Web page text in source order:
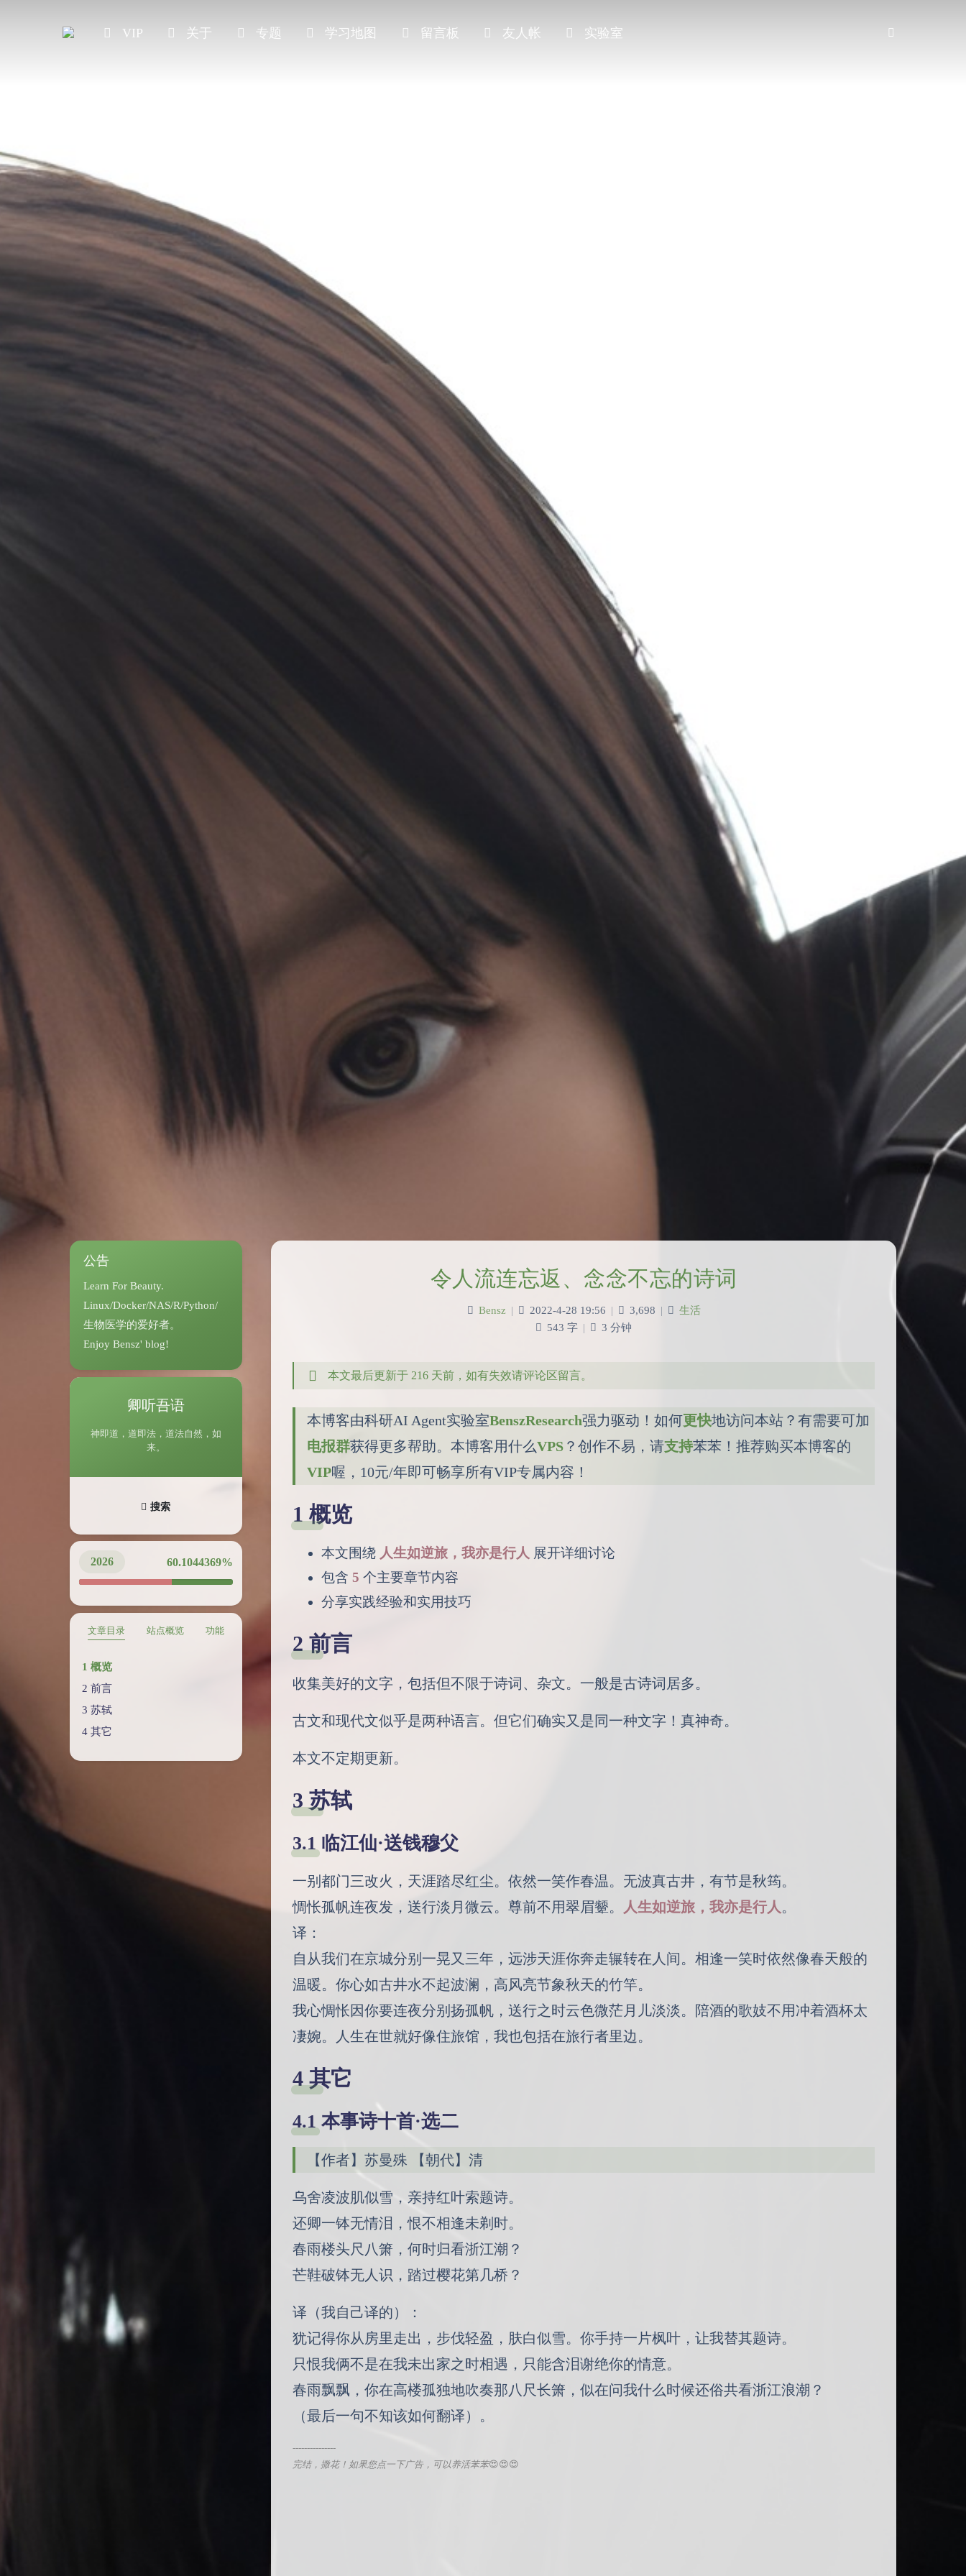
VIP 关于 专题 学习地图 留言板 友人帐 实验室
公告
Learn For Beauty.
Linux/Docker/NAS/R/Python/
生物医学的爱好者。
Enjoy Bensz' blog!
卿听吾语
神即道，道即法，道法自然，如
来。
搜索
2026 60.1044433%
文章目录 站点概览 功能
概览
前言
苏轼
其它
令人流连忘返、念念不忘的诗词
Bensz | 2022-4-28 19:56 | 3,698 |
生活
543 字 | 3 分钟
本文最后更新于 216 天前，如有失效请评论区留言。
本博客由科研AI Agent实验室BenszResearch强力驱动！如何更快地访问本站？有需要可加
电报群获得更多帮助。本博客用什么VPS ？创作不易，请支持苯苯！推荐购买本博客的
VIP喔，10元/年即可畅享所有VIP专属内容！
概览
本文围绕 人生如逆旅，我亦是行人 展开详细讨论
包含 5 个主要章节内容
分享实践经验和实用技巧
前言
收集美好的文字，包括但不限于诗词、杂文。一般是古诗词居多。
古文和现代文似乎是两种语言。但它们确实又是同一种文字！真神奇。
本文不定期更新。
苏轼
临江仙·送钱穆父
一别都门三改火，天涯踏尽红尘。依然一笑作春温。无波真古井，有节是秋筠。
惆怅孤帆连夜发，送行淡月微云。尊前不用翠眉颦。
人生如逆旅，我亦是行人 。
译：
自从我们在京城分别一晃又三年，远涉天涯你奔走辗转在人间。相逢一笑时依然像春天般的
温暖。你心如古井水不起波澜，高风亮节象秋天的竹竿。
我心惆怅因你要连夜分别扬孤帆，送行之时云色微茫月儿淡淡。陪酒的歌妓不用冲着酒杯太
凄婉。人生在世就好像住旅馆，我也包括在旅行者里边。
其它
本事诗十首·选二
【作者】苏曼殊 【朝代】清
乌舍凌波肌似雪，亲持红叶索题诗。
还卿一钵无情泪，恨不相逢未剃时。
春雨楼头尺八箫，何时归看浙江潮？
芒鞋破钵无人识，踏过樱花第几桥？
译（我自己译的）：
犹记得你从房里走出，步伐轻盈，肤白似雪。你手持一片枫叶，让我替其题诗。
只恨我俩不是在我未出家之时相遇，只能含泪谢绝你的情意。
春雨飘飘，你在高楼孤独地吹奏那八尺长箫，似在问我什么时候还俗共看浙江浪潮？
（最后一句不知该如何翻译）。
---------------
完结，撒花！如果您点一下广告，可以养活苯苯😍😍😍